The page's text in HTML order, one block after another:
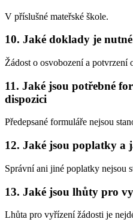
V příslušné mateřské škole.
10. Jaké doklady je
Žádost o osvobození a potvrzení
11. Jaké jsou potřebné
dispozici
Předepsané formuláře nejsou
12. Jaké jsou poplatky a
Správní ani jiné poplatky nejsou
13. Jaké jsou lhůty pro
Lhůta pro vyřízení žádosti je